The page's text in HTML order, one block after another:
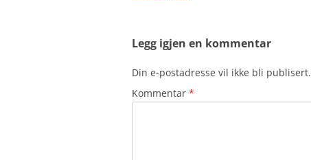
Legg igjen en kommentar
Din e-postadresse vil ikke bli publisert.
Kommentar *